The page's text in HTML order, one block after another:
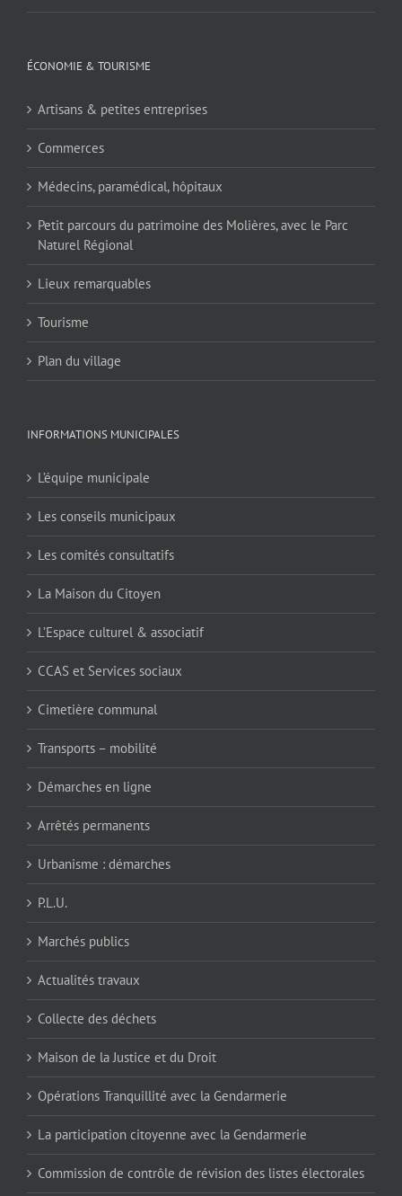
ÉCONOMIE & TOURISME
Artisans & petites entreprises
Commerces
Médecins, paramédical, hôpitaux
Petit parcours du patrimoine des Molières, avec le Parc
Naturel Régional
Lieux remarquables
Tourisme
Plan du village
INFORMATIONS MUNICIPALES
L’équipe municipale
Les conseils municipaux
Les comités consultatifs
La Maison du Citoyen
L’Espace culturel & associatif
CCAS et Services sociaux
Cimetière communal
Transports – mobilité
Démarches en ligne
Arrêtés permanents
Urbanisme : démarches
P.L.U.
Marchés publics
Actualités travaux
Collecte des déchets
Maison de la Justice et du Droit
Opérations Tranquillité avec la Gendarmerie
La participation citoyenne avec la Gendarmerie
Commission de contrôle de révision des listes électorales